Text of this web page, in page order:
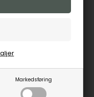
Markedsføring
DKK
3-5 hverdage